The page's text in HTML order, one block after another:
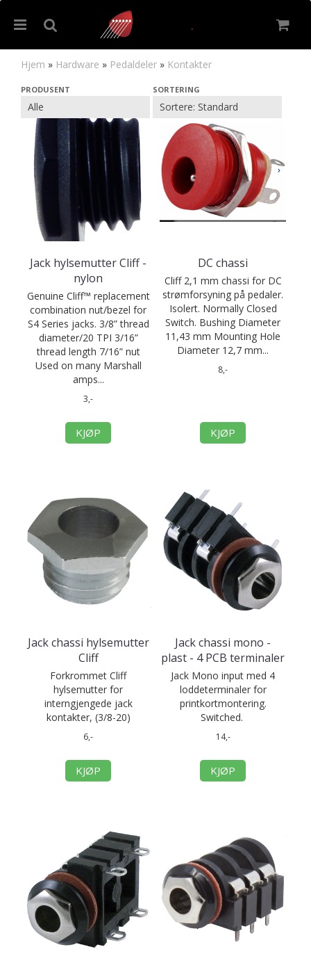
Hjem » Hardware » Pedaldeler » Kontakter
PRODUSENT SORTERING
Kontakter
Jack hylsemutter Cliff -
nylon
Genuine Cliff™ replacement
combination nut/bezel for
S4 Series jacks. 3/8” thread
diameter/20 TPI 3/16”
thread length 7/16” nut
Used on many Marshall
amps...
3,-
KJØP
DC chassi
Cliff 2,1 mm chassi for DC
strømforsyning på pedaler.
Isolert. Normally Closed
Switch. Bushing Diameter
11,43 mm Mounting Hole
Diameter 12,7 mm...
8,-
KJØP
Jack chassi hylsemutter
Cliff
Forkrommet Cliff
hylsemutter for
interngjengede jack
kontakter, (3/8-20)
6,-
KJØP
Jack chassi mono -
plast - 4 PCB terminaler
Jack Mono input med 4
loddeterminaler for
printkortmontering.
Switched.
14,-
KJØP
Trykk ENTER for å søke